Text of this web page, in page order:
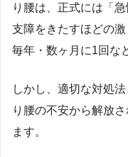
り腰は、正式には「
支障をきたすほどの激
毎年・数ヶ月に1回な
しかし、適切な対処
り腰の不安から解放
ます。